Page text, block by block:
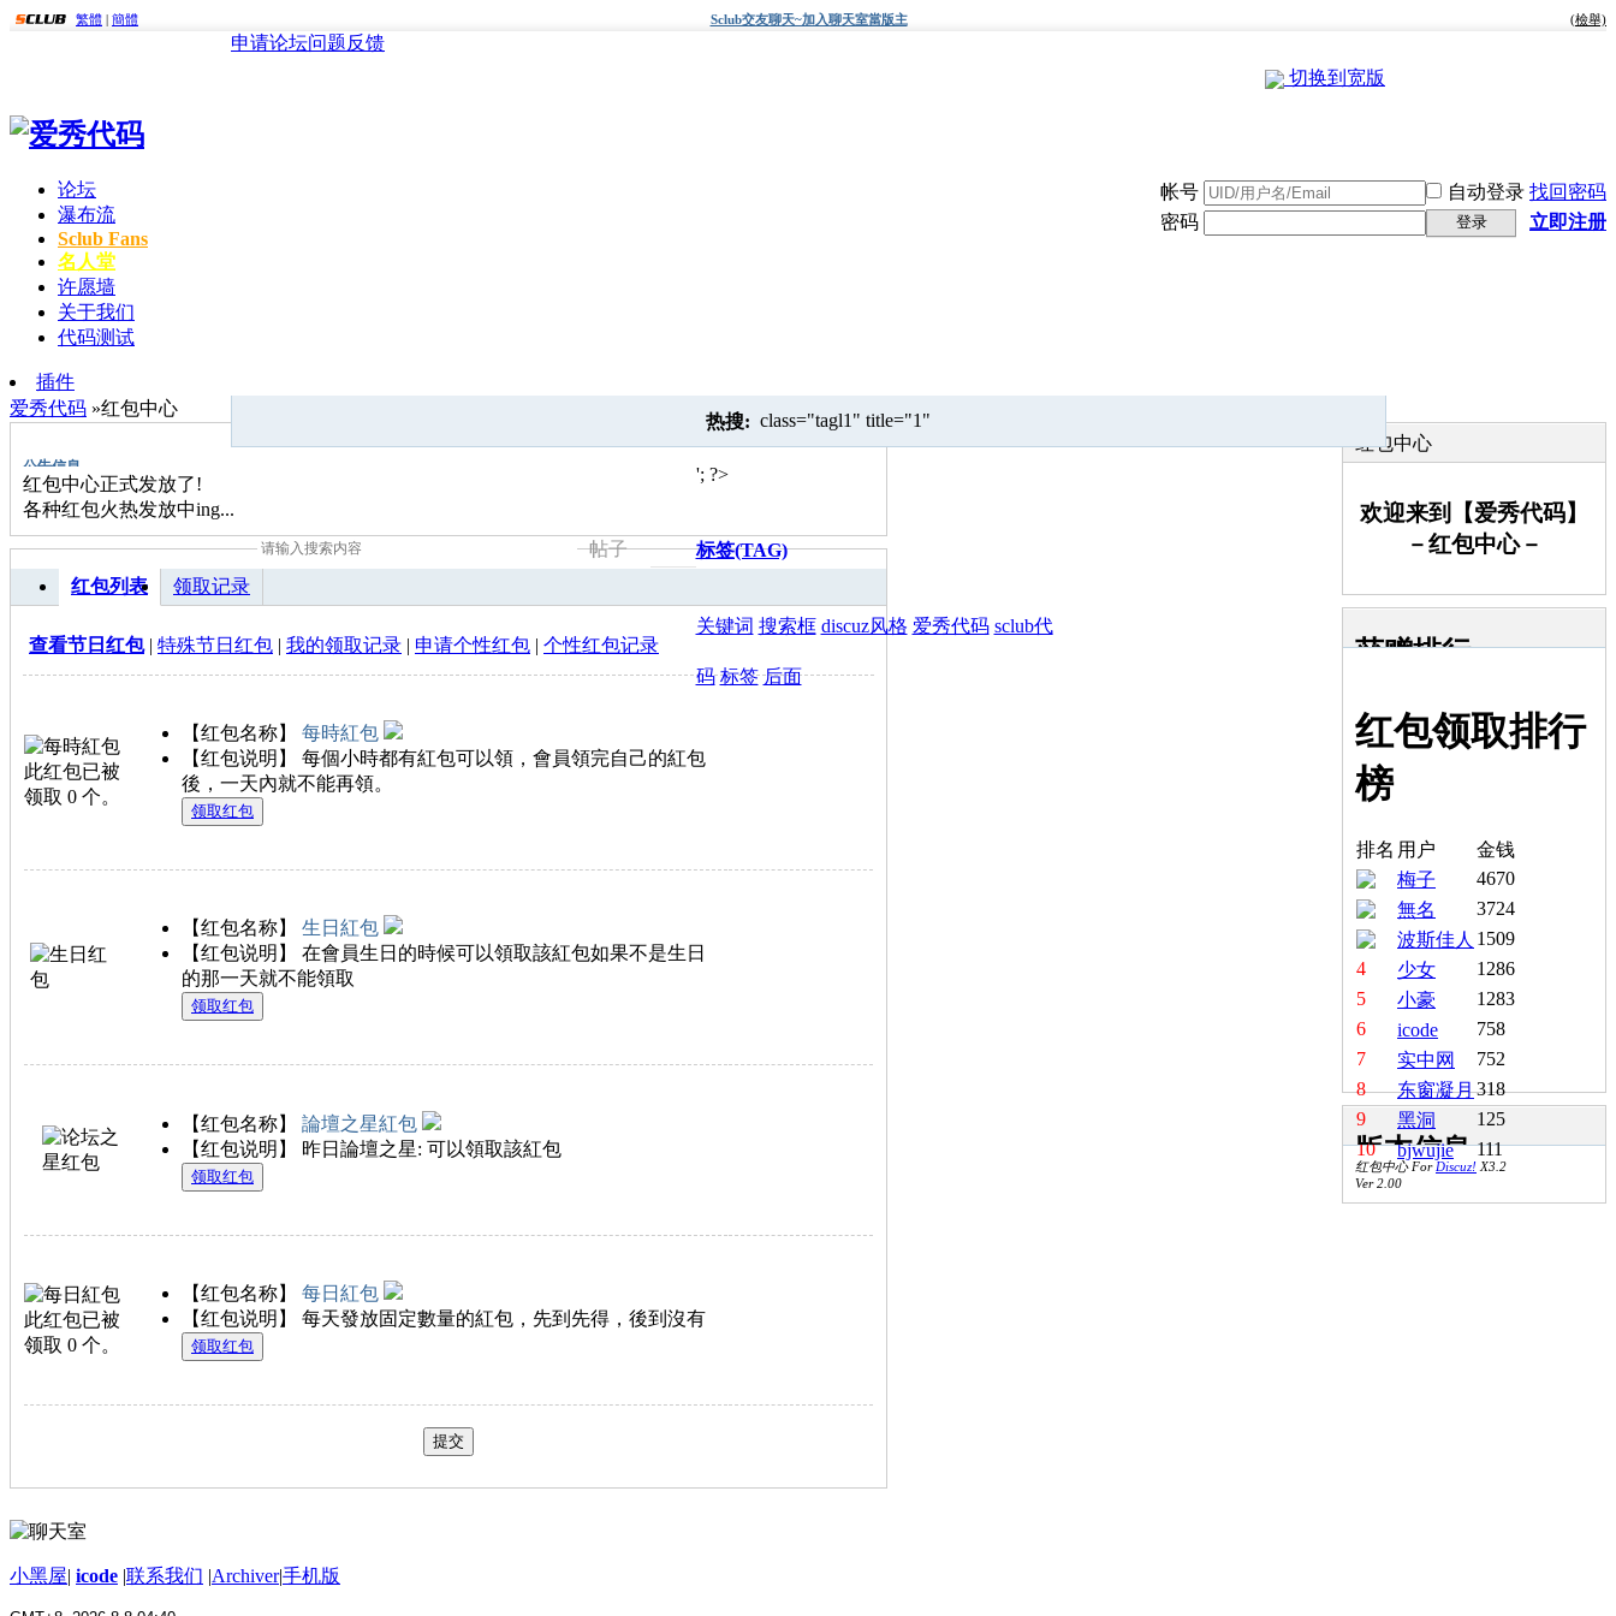
繁體 | 簡體 Sclub交友聊天~加入聊天室當版主 (檢舉)
申请论坛问题反馈
切换到宽版
帐号 自动登录 找回密码
密码
登录 立即注册
论坛
瀑布流
Sclub Fans
名人堂
许愿墙
关于我们
代码测试
插件
帖子
热搜: class="tagl1" title="1"
'; ?>
标签(TAG)
关键词 搜索框 discuz风格 爱秀代码 sclub代
码 标签 后面
爱秀代码 »红包中心
公告信息
红包中心正式发放了!
各种红包火热发放中ing...
红包列表 领取记录
查看节日红包 | 特殊节日红包 | 我的领取记录 | 申请个性红包 | 个性红包记录
【红包名称】 每時紅包
【红包说明】 每個小時都有紅包可以領，會員領完自己的紅包
後，一天內就不能再領。
领取红包
【红包名称】 生日紅包
【红包说明】 在會員生日的時候可以領取該紅包如果不是生日
的那一天就不能領取
领取红包
【红包名称】 論壇之星紅包
【红包说明】 昨日論壇之星: 可以領取該紅包
领取红包
【红包名称】 每日紅包
【红包说明】 每天發放固定數量的紅包，先到先得，後到沒有
领取红包
提交
红包中心
欢迎来到【爱秀代码】
－红包中心－
获赠排行
红包领取排行
榜
排名 用户
金钱
梅子
4670
無名
3724
波斯佳人 1509
4
少女
1286
5
小豪
1283
6
icode
758
7
实中网
752
8
东窗凝月318
9
黑洞
125
10
bjwujie 111
版本信息
红包中心 For Discuz! X3.2
Ver 2.00
小黑屋| icode |联系我们 |Archiver|手机版